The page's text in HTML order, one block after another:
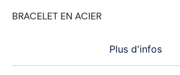
Plus d'infos
BRACELET EN ACIER